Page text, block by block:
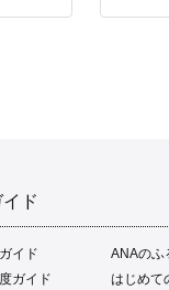
ド
イド
ANAのふ
ガイド
はじめて